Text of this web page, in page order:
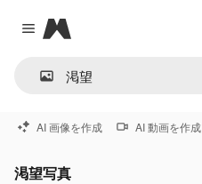
Close menu
Magnific
AI 画像を作成 AI 動画を作成
渇望写真